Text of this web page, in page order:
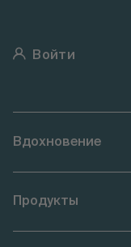
Войти
Вдохновение
Продукты